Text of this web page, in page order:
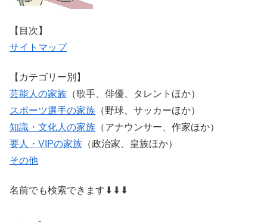
【目次】
サイトマップ
【カテゴリー別】
芸能人の家族 （歌手、俳優、タレントほか）
スポーツ選手の家族 （野球、サッカーほか）
知識・文化人の家族 （アナウンサー、作家ほか）
要人・VIPの家族 （政治家、皇族ほか）
その他
名前でも検索できます⬇⬇⬇